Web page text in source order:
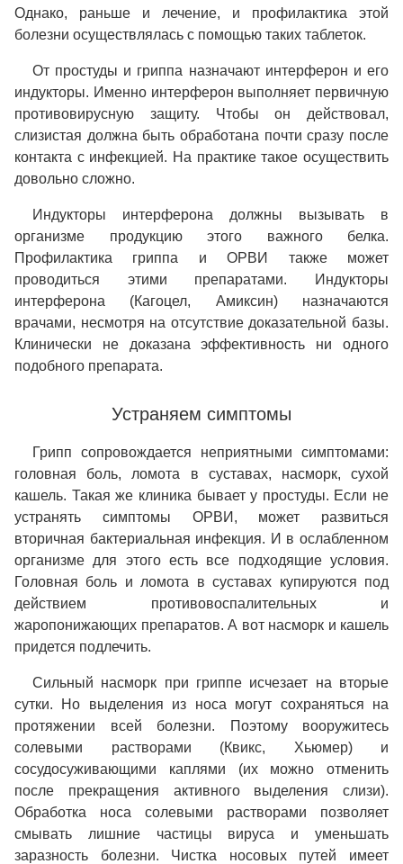
Однако, раньше и лечение, и профилактика этой
болезни осуществлялась с помощью таких таблеток.
От простуды и гриппа назначают интерферон и его
индукторы. Именно интерферон выполняет первичную
противовирусную защиту. Чтобы он действовал,
слизистая должна быть обработана почти сразу после
контакта с инфекцией. На практике такое осуществить
довольно сложно.
Индукторы интерферона должны вызывать в
организме продукцию этого важного белка.
Профилактика гриппа и ОРВИ также может
проводиться этими препаратами. Индукторы
интерферона (Кагоцел, Амиксин) назначаются
врачами, несмотря на отсутствие доказательной базы.
Клинически не доказана эффективность ни одного
подобного препарата.
Устраняем симптомы
Грипп сопровождается неприятными симптомами:
головная боль, ломота в суставах, насморк, сухой
кашель. Такая же клиника бывает у простуды. Если не
устранять симптомы ОРВИ, может развиться
вторичная бактериальная инфекция. И в ослабленном
организме для этого есть все подходящие условия.
Головная боль и ломота в суставах купируются под
действием противовоспалительных и
жаропонижающих препаратов. А вот насморк и кашель
придется подлечить.
Сильный насморк при гриппе исчезает на вторые
сутки. Но выделения из носа могут сохраняться на
протяжении всей болезни. Поэтому вооружитесь
солевыми растворами (Квикс, Хьюмер) и
сосудосуживающими каплями (их можно отменить
после прекращения активного выделения слизи).
Обработка носа солевыми растворами позволяет
смывать лишние частицы вируса и уменьшать
заразность болезни. Чистка носовых путей имеет